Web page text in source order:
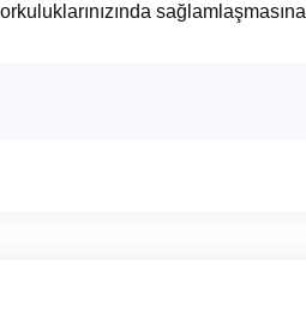
sağlamlaşmasına